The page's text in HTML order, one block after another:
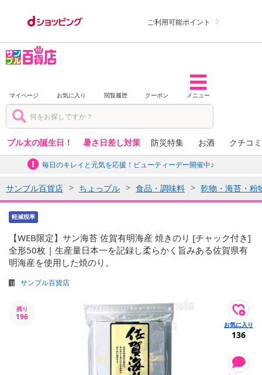
ご利用可能ポイント
マイページ お気に入り 閲覧履歴 クーポン メニュー
プル太の誕生日！ 暑さ日差し対策 防災特集 お酒 クチコ
毎日のキレイと元気を応援！ビューティーデー開催中♪
サンプル百貨店 ちょっプル 食品・調味料 乾物・海苔・粉
軽減税率
【WEB限定】サン海苔 佐賀有明海産 焼きのり [チャック付き]
全形50枚 | 生産量日本一を記録し柔らかく旨みある佐賀県有
明海産を使用した焼のり。
サンプル百貨店
残り
196
136